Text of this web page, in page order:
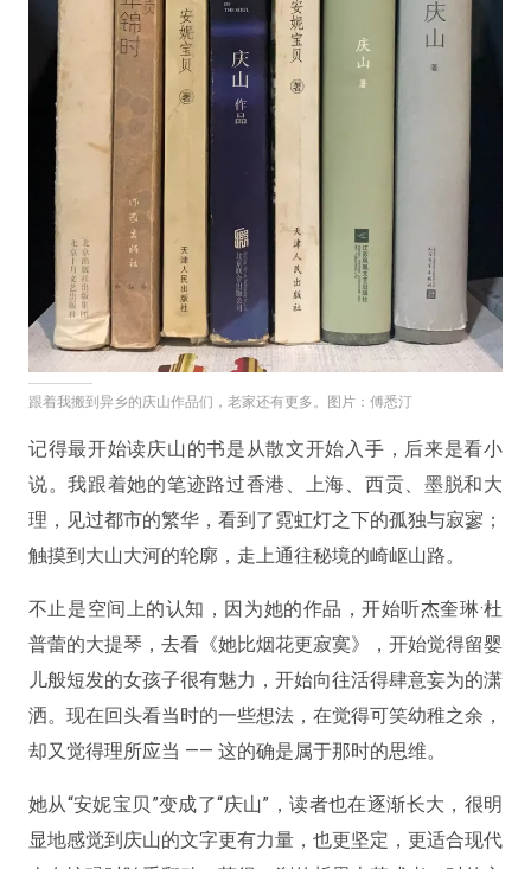
跟着我搬到异乡的庆山作品们，老家还有更多。图片：傅悉汀
记得最开始读庆山的书是从散文开始入手，后来是看小
说。我跟着她的笔迹路过香港、上海、西贡、墨脱和大
理，见过都市的繁华，看到了霓虹灯之下的孤独与寂寥；
触摸到大山大河的轮廓，走上通往秘境的崎岖山路。
不止是空间上的认知，因为她的作品，开始听杰奎琳·杜
普蕾的大提琴，去看《她比烟花更寂寞》，开始觉得留婴
儿般短发的女孩子很有魅力，开始向往活得肆意妄为的潇
洒。现在回头看当时的一些想法，在觉得可笑幼稚之余，
却又觉得理所应当 —— 这的确是属于那时的思维。
她从“安妮宝贝”变成了“庆山”，读者也在逐渐长大，很明
显地感觉到庆山的文字更有力量，也更坚定，更适合现代